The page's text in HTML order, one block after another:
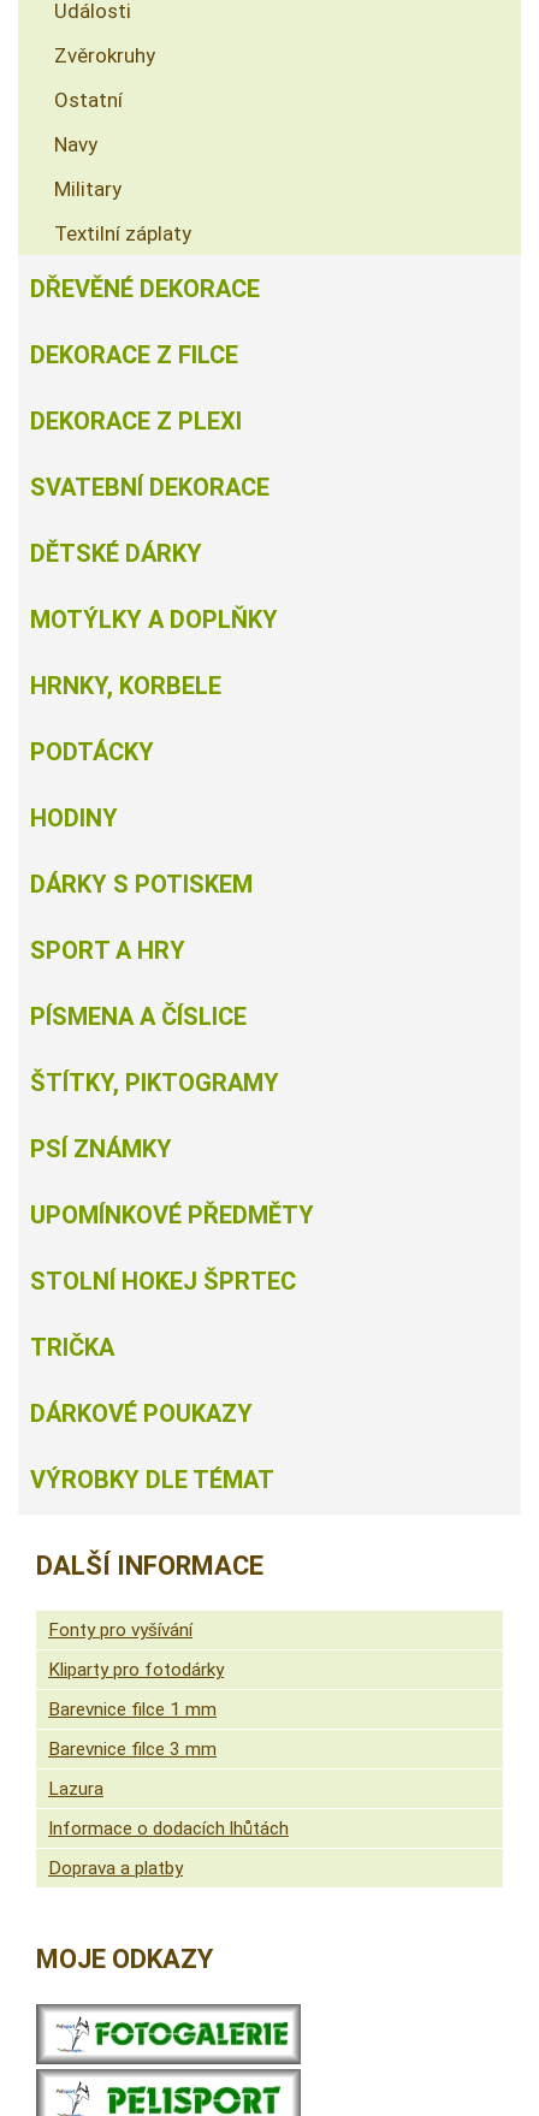
Události
Zvěrokruhy
Ostatní
Navy
Military
Textilní záplaty
DŘEVĚNÉ DEKORACE
DEKORACE Z FILCE
DEKORACE Z PLEXI
SVATEBNÍ DEKORACE
DĚTSKÉ DÁRKY
MOTÝLKY A DOPLŇKY
HRNKY, KORBELE
PODTÁCKY
HODINY
DÁRKY S POTISKEM
SPORT A HRY
PÍSMENA A ČÍSLICE
ŠTÍTKY, PIKTOGRAMY
PSÍ ZNÁMKY
UPOMÍNKOVÉ PŘEDMĚTY
STOLNÍ HOKEJ ŠPRTEC
TRIČKA
DÁRKOVÉ POUKAZY
VÝROBKY DLE TÉMAT
DALŠÍ INFORMACE
Fonty pro vyšívání
Kliparty pro fotodárky
Barevnice filce 1 mm
Barevnice filce 3 mm
Lazura
Informace o dodacích lhůtách
Doprava a platby
MOJE ODKAZY